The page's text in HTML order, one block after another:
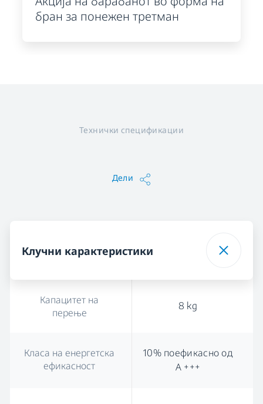
бран за понежен третман
Технички спецификации
Дели
Клучни карактеристики
Капацитет на
перење
8 kg
Класа на енергетска
ефикасност
10% поефикасно од
А +++